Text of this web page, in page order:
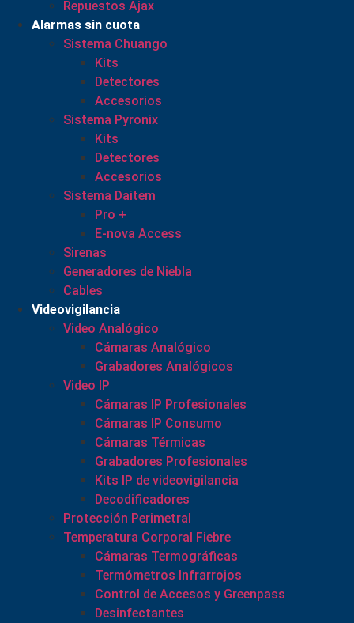
Repuestos Ajax
Alarmas sin cuota
Sistema Chuango
Kits
Detectores
Accesorios
Sistema Pyronix
Kits
Detectores
Accesorios
Sistema Daitem
Pro +
E-nova Access
Sirenas
Generadores de Niebla
Cables
Videovigilancia
Video Analógico
Cámaras Analógico
Grabadores Analógicos
Video IP
Cámaras IP Profesionales
Cámaras IP Consumo
Cámaras Térmicas
Grabadores Profesionales
Kits IP de videovigilancia
Decodificadores
Protección Perimetral
Temperatura Corporal Fiebre
Cámaras Termográficas
Termómetros Infrarrojos
Control de Accesos y Greenpass
Desinfectantes